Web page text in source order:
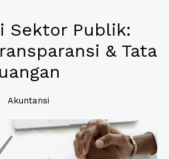
Sektor Publik:
& Tata
Akuntansi